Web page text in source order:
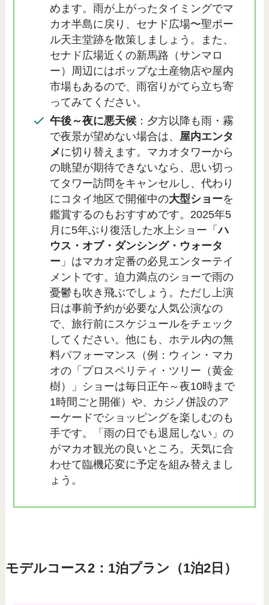
めます。雨が上がったタイミングでマ
カオ半島に戻り、セナド広場〜聖ポー
ル天主堂跡を散策しましょう。また、
セナド広場近くの新馬路（サンマロ
ー）周辺にはポップな土産物店や屋内
市場もあるので、雨宿りがてら立ち寄
ってみてください。
午後～夜に悪天候：夕方以降も雨・霧
で夜景が望めない場合は、
屋内エンタ
メに切り替えます。マカオタワーから
の眺望が期待できないなら、思い切っ
てタワー訪問をキャンセルし、代わり
にコタイ地区で開催中の大型ショーを
鑑賞するのもおすすめです。2025年5
月に5年ぶり復活した水上ショー「ハ
ウス・オブ・ダンシング・ウォータ
ー」はマカオ定番の必見エンターテイ
メントです。迫力満点のショーで雨の
憂鬱も吹き飛ぶでしょう。ただし上演
日は事前予約が必要な人気公演なの
で、旅行前にスケジュールをチェック
してください。他にも、ホテル内の無
料パフォーマンス（例：ウィン・マカ
オの「プロスペリティ・ツリー（黄金
樹）」ショーは毎日正午～夜10時まで
1時間ごと開催）や、カジノ併設のア
ーケードでショッピングを楽しむのも
手です。「雨の日でも退屈しない」の
がマカオ観光の良いところ。天気に合
わせて臨機応変に予定を組み替えまし
ょう。
モデルコース2：1泊プラン（1泊2日）